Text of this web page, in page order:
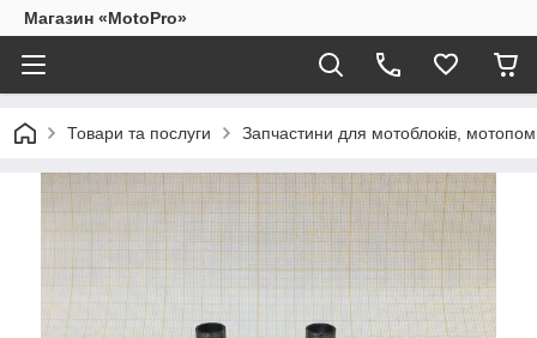
Магазин «MotoPro»
Товари та послуги Запчастини для мотоблоків,